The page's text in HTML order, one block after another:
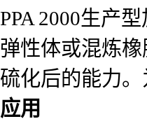
PPA 2000生产
弹性体或混炼
硫化后的能力
应用